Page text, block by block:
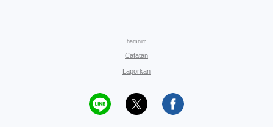
hamnim
Catatan
Laporkan